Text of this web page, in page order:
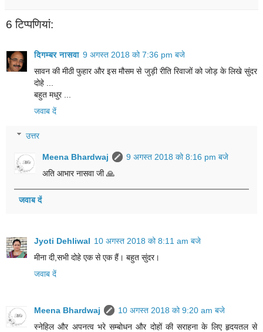
6 टिप्‍पणियां:
दिगम्बर नासवा 9 अगस्त 2018 को 7:36 pm बजे
सावन की मीठी फुहार और इस मौसम से जुड़ी रीति रिवाजों को जोड़ के लिखे सुंदर
दोहे ...
बहुत मधुर ...
जवाब दें
उत्तर
Meena Bhardwaj
9 अगस्त 2018 को 8:16 pm बजे
अति आभार नासवा जी 🙏
जवाब दें
Jyoti Dehliwal 10 अगस्त 2018 को 8:11 am बजे
मीना दी,सभी दोहे एक से एक हैं। बहुत सुंदर।
जवाब दें
Meena Bhardwaj
10 अगस्त 2018 को 9:20 am बजे
स्नेहिल और अपनत्व भरे सम्बोधन और दोहों की सराहना के लिए हृदयतल से